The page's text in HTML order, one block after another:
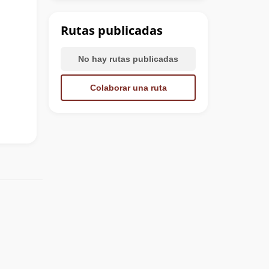
Rutas publicadas
No hay rutas publicadas
Colaborar una ruta